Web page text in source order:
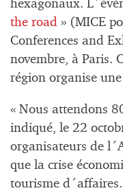
hexagonaux.
the road » (MICE
Conferences and
novembre, à Paris.
région organise
« Nous attendons
indiqué, le 22
organisateurs de
que la crise
tourisme